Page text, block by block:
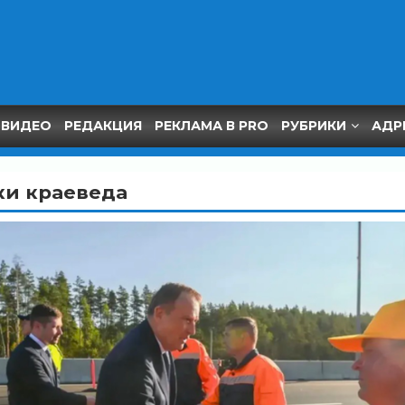
ВИДЕО РЕДАКЦИЯ РЕКЛАМА В PRO РУБРИКИ
краеведа